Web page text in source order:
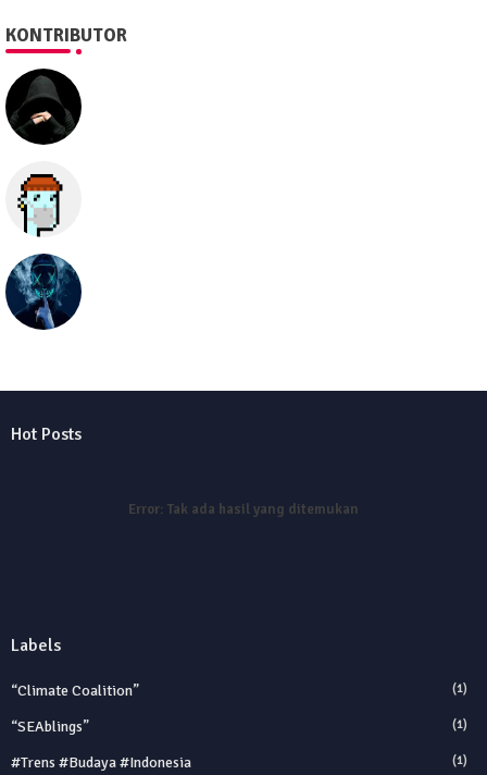
KONTRIBUTOR
Hot Posts
Error: Tak ada hasil yang ditemukan
Labels
“Climate Coalition” (1)
“SEAblings” (1)
#trens #budaya #indonesia (1)